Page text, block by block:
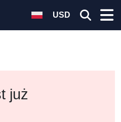
USD
już